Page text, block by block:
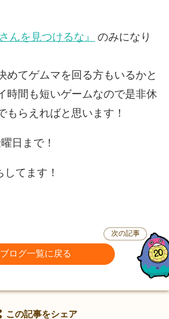
んを見つけるな』
のみになり
めてゲムマを回る方もいるかと
時間も短いゲームなので是非休
もらえればと思います！
日まで！
てます！
ブログ一覧に戻る
次の記事
この記事をシェア